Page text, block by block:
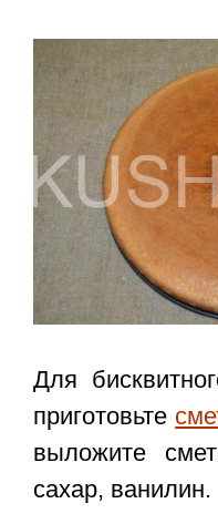
Для
приготовьте
выложите
сахар, ванилин.